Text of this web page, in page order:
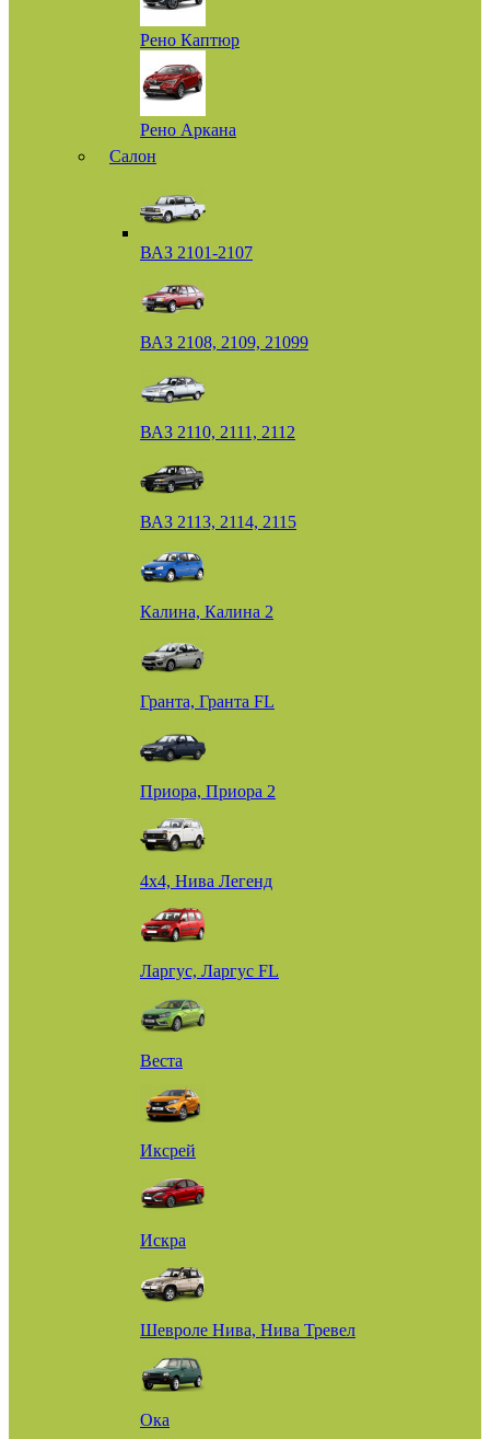
Рено Каптюр
Рено Аркана
Салон
ВАЗ 2101-2107
ВАЗ 2108, 2109, 21099
ВАЗ 2110, 2111, 2112
ВАЗ 2113, 2114, 2115
Калина, Калина 2
Гранта, Гранта FL
Приора, Приора 2
4х4, Нива Легенд
Ларгус, Ларгус FL
Веста
Иксрей
Искра
Шевроле Нива, Нива Тревел
Ока